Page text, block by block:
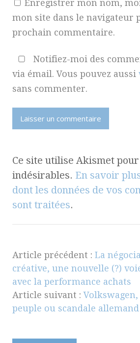
Enregistrer mon nom,
mon site dans le navigateur
prochain commentaire.
Notifiez-moi des
via émail. Vous pouvez aussi
sans commenter.
Ce site utilise Akismet
indésirables. En savoir
dont les données de vos
sont traitées.
Article précédent : La
créative, une nouvelle (?)
avec la performance achats
Article suivant :
peuple ou scandale allemand